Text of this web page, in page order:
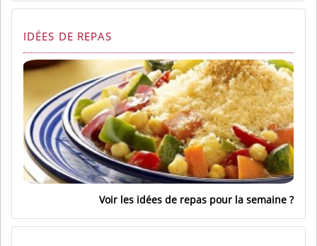
IDÉES DE REPAS
Voir les idées de repas pour la semaine